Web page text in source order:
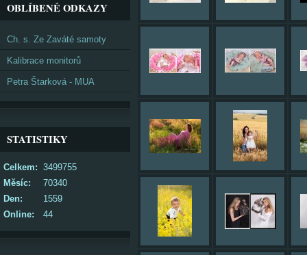
OBLÍBENÉ ODKAZY
Ch. s. Ze Zaváté samoty
Kalibrace monitorů
Petra Štarková - MUA
STATISTIKY
Online: 44
Celkem: 3499755
Měsíc:
70340
Den:
1559